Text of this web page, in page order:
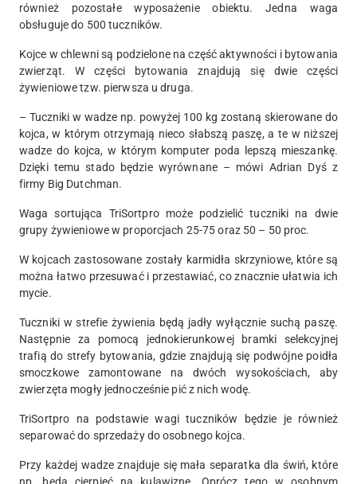
również pozostałe wyposażenie obiektu. Jedna waga
obsługuje do 500 tuczników.
Kojce w chlewni są podzielone na część aktywności i bytowania
zwierząt. W części bytowania znajdują się dwie części
żywieniowe tzw. pierwsza u druga.
– Tuczniki w wadze np. powyżej 100 kg zostaną skierowane do
kojca, w którym otrzymają nieco słabszą paszę, a te w niższej
wadze do kojca, w którym komputer poda lepszą mieszankę.
Dzięki temu stado będzie wyrównane – mówi Adrian Dyś z
firmy Big Dutchman.
Waga sortująca TriSortpro może podzielić tuczniki na dwie
grupy żywieniowe w proporcjach 25-75 oraz 50 – 50 proc.
W kojcach zastosowane zostały karmidła skrzyniowe, które są
można łatwo przesuwać i przestawiać, co znacznie ułatwia ich
mycie.
Tuczniki w strefie żywienia będą jadły wyłącznie suchą paszę.
Następnie za pomocą jednokierunkowej bramki selekcyjnej
trafią do strefy bytowania, gdzie znajdują się podwójne poidła
smoczkowe zamontowane na dwóch wysokościach, aby
zwierzęta mogły jednocześnie pić z nich wodę.
TriSortpro na podstawie wagi tuczników będzie je również
separować do sprzedaży do osobnego kojca.
Przy każdej wadze znajduje się mała separatka dla świń, które